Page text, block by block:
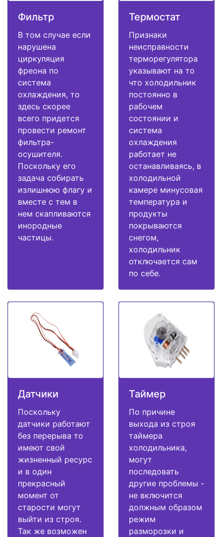
Фильтр
В том случае если
нарушена
циркуляция
фреона по
система
охлаждения, то
здесь скорее
всего придется
провести ремонт
фильтра-
осушителя.
Поскольку его
задача собирать
излишнюю флагу и
вместе с тем в
нем скапливаются
инородные
частицы.
Термостат
Признаки
неисправности
терморегулятора
указывают на то
что холодильник
постоянно в
рабочем
состоянии и
система
охлаждения
работает не
останавливаясь, в
холодильной
камере минусовая
температура и
продукты
покрываются
снегом,
холодильник
отключается сам
по себе.
Датчики
Поскольку
датчики работают
без перерыва то
имеют свой
жизненный ресурс
и в один
прекрасный
момент от
старости могут
выйти из строя.
Так же возможен
Таймер
По причине
выхода из строя
таймера
холодильника,
могут
последовать
другие проблемы -
не включится
должным образом
режим
разморозки и